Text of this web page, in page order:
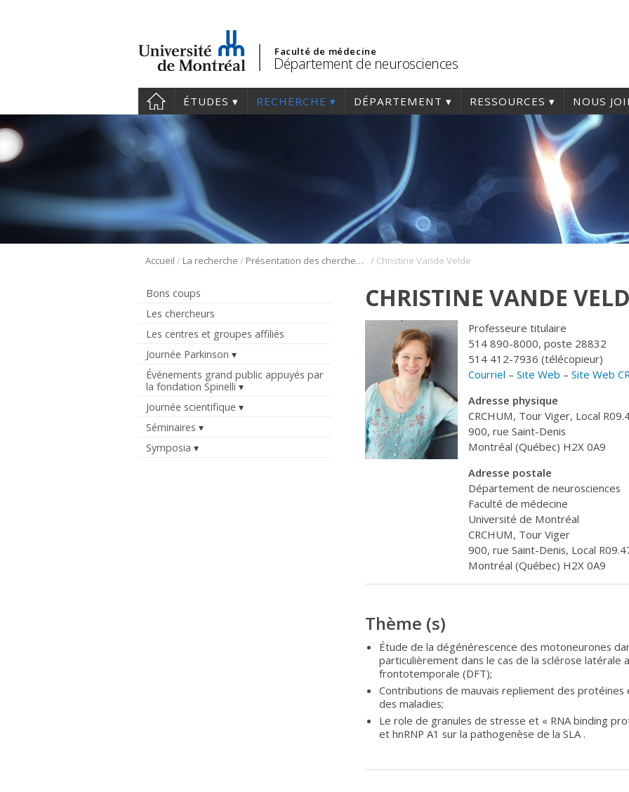
Faculté de médecine
Département de neurosciences
ÉTUDES RECHERCHE DÉPARTEMENT RESSOURCES NOUS
Accueil / La recherche / Présentation des chercheurs et de leur discipline / Christine Vande Velde
Bons coups
Les chercheurs
Les centres et groupes affiliés
Journée Parkinson
Événements grand public appuyés par
la fondation Spinelli
Journée scientifique
Séminaires
Symposia
CHRISTINE VANDE
Professeure titulaire
514 890-8000, poste 28832
514 412-7936 (télécopieur)
Courriel – Site Web – Site Web
Adresse physique
CRCHUM, Tour Viger, Local
900, rue Saint-Denis
Montréal (Québec) H2X 0A9
Adresse postale
Département de neurosciences
Faculté de médecine
Université de Montréal
CRCHUM, Tour Viger
900, rue Saint-Denis, Local
Montréal (Québec) H2X 0A9
Thème (s)
Étude de la dégénérescence des motoneurones
particulièrement dans le cas de la sclérose latérale
frontotemporale (DFT);
Contributions de mauvais repliement des
des maladies;
Le role de granules de stresse et « RNA binding
et hnRNP A1 sur la pathogenèse de la SLA .